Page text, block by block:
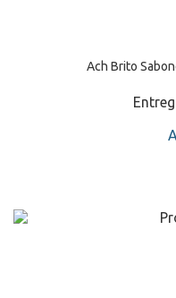
Ach Brito